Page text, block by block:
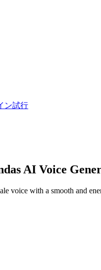
ン試行
AI Voice
voice with a smooth and